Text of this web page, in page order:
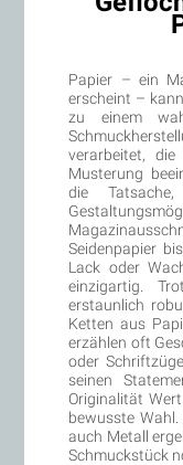
Papier – ein
erscheint –
zu einem
verarbeitet,
Musterung
die
Seidenpapier
Lack oder
einzigartig.
erstaunlich
Ketten aus
erzählen oft
oder
seinen
Originalität
bewusste
auch Metall
Schmuckstück